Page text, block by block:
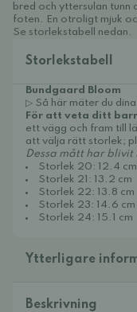
bred och yttersulan
foten. En otroligt mjuk
Se storlekstabell nedan.
Storlekstabell
Bundgaard Bloom
▷ Så här mäter du
För att veta ditt
ett vägg och fram till
att välja rätt storlek;
Dessa mått har
Storlek 20: 12.4 cm
Storlek 21: 13.2 cm
Storlek 22: 13.8 cm
Storlek 23: 14.6 cm
Storlek 24: 15.1 cm
Ytterligare
Beskrivning